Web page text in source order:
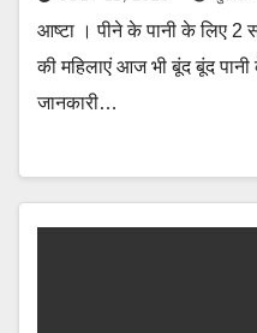
आष्टा । पीने के पानी के लिए 2
की महिलाएं आज भी बूंद बूंद
जानकारी…